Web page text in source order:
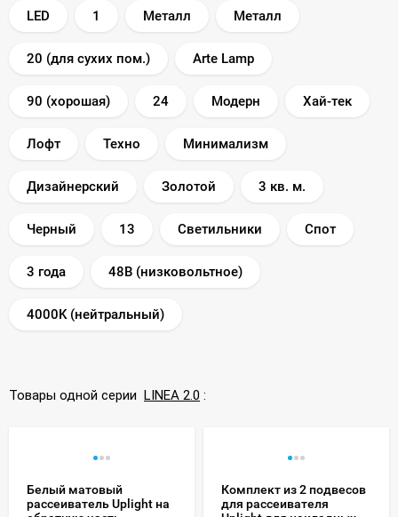
LED 1 Металл Металл
20 (для сухих пом.) Arte Lamp
90 (хорошая) 24 Модерн Хай-тек
Лофт Техно Минимализм
Дизайнерский Золотой 3 кв. м.
Черный 13 Светильники Спот
3 года 48В (низковольтное)
4000K (нейтральный)
Товары одной серии LINEA 2.0 :
Белый матовый
рассеиватель Uplight на
Комплект из 2 подвесов
для рассеивателя